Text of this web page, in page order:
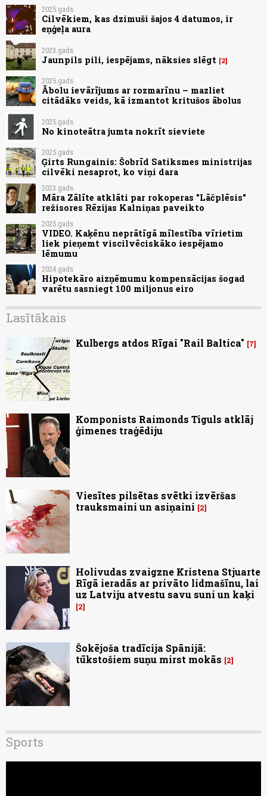
2025.gads
Cilvēkiem, kas dzimuši šajos 4 datumos, ir
eņģeļa aura
2023.gads
Jaunpils pili, iespējams, nāksies slēgt 2
2025.gads
Ābolu ievārījums ar rozmarīnu – mazliet
citādāks veids, kā izmantot kritušos ābolus
2025.gads
No kinoteātra jumta nokrīt sieviete
2025.gads
Ģirts Rungainis: Šobrīd Satiksmes ministrijas
cilvēki nesaprot, ko viņi dara
2023.gads
Māra Zālīte atklāti par rokoperas "Lāčplēsis"
režisores Rēzijas Kalniņas paveikto
2025.gads
VIDEO. Kaķēnu neprātīgā mīlestība vīrietim
liek pieņemt viscilvēciskāko iespējamo
lēmumu
2024.gads
Hipotekāro aizņēmumu kompensācijas šogad
varētu sasniegt 100 miljonus eiro
Lasītākais
Kulbergs atdos Rīgai "Rail Baltica" 7
Komponists Raimonds Tiguls atklāj
ģimenes traģēdiju
Viesītes pilsētas svētki izvēršas
trauksmaini un asiņaini
2
Holivudas zvaigzne Kristena Stjuarte
Rīgā ieradās ar privāto lidmašīnu, lai
uz Latviju atvestu savu suni un kaķi
2
Šokējoša tradīcija Spānijā:
tūkstošiem suņu mirst mokās
2
Sports